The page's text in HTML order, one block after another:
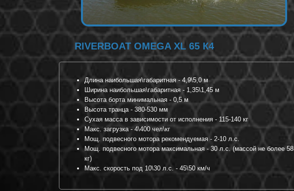
RIVERBOAT OMEGA XL 65 К4
Длина наибольшая\габаритная - 4,9\5,0 м
Ширина наибольшая\габаритная - 1,35\1,45 м
Высота борта минимальная - 0,5 м
Высота транца - 380-530 мм
Сухая масса в зависимости от исполнения - 115-140 кг
Макс. загрузка - 4\400 чел\кг
Мощ. подвесного мотора рекомендуемая - 2-10 л.с.
Мощ. подвесного мотора максимальная - 30 л.с. (массой не более 58
кг)
Макс. скорость под 10\30 л.с. - 45\50 км/ч